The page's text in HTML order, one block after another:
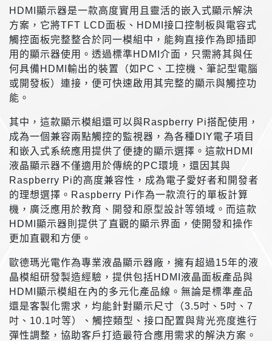
HDMI顯示器是一款高度實用且靈活的嵌入式顯示解決
方案，它將TFT LCD面板、HDMI接口控制板與電容式
觸控面板完整整合於同一模組中，能夠直接作為即插即
用的顯示器使用。透過標準HDMI介面，只需將其與任
何具備HDMI輸出的裝置（如PC、工控機、筆記型電腦
或開發板）連接，便可快速啟用其完整的顯示與觸控功
能。
其中，這款顯示模組還可以與Raspberry Pi搭配使用，
成為一個兼容兩點觸控的監視器，為各種DIY電子項目
和嵌入式系統應用提供了便捷的顯示選擇。這款HDMI
液晶顯示器不僅適用於傳統的PC環境，還因其與
Raspberry Pi的高度兼容性，成為電子愛好者和開發者
的理想選擇。Raspberry Pi作為一款流行的單板計算
機，廣泛應用於教育、開發和原型設計等領域。而這款
HDMI顯示器則提供了直觀的顯示界面，使開發和操作
更加直觀和方便。
歐德瑪光電作為專業液晶顯示器廠，擁有超過15年的液
晶模組研發製造經驗，提供包括HDMI液晶面板產品與
HDMI顯示模組在內的多元化產品線。無論是標準產品
還是客製化需求，均能針對顯示尺寸（3.5吋、5吋、7
吋、10.1吋等）、觸控類型、接口配置與背光亮度進行
彈性調整，協助客戶打造最符合應用需求的解決方案。